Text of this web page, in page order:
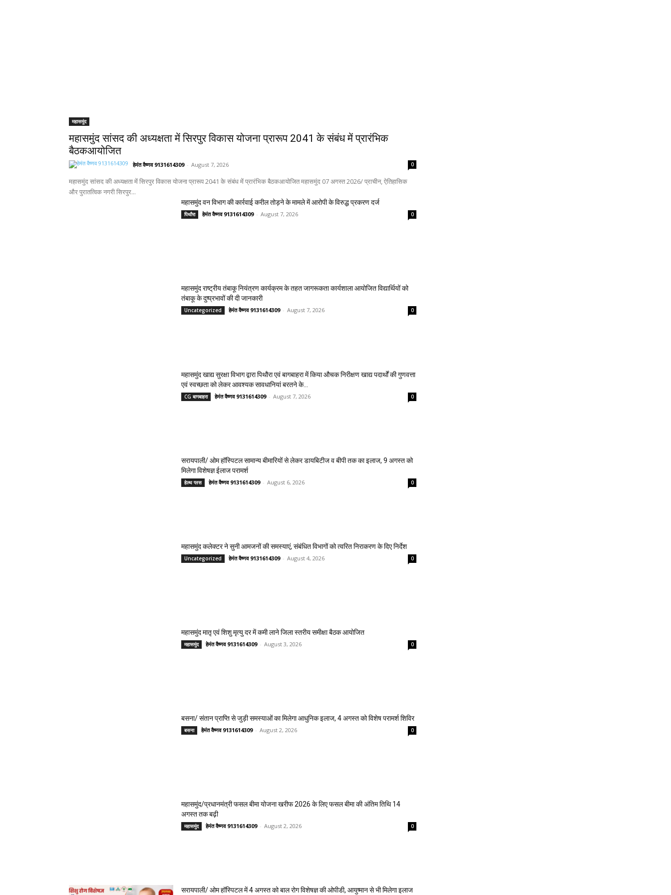
महासमुंद
महासमुंद सांसद की अध्यक्षता में सिरपुर विकास योजना प्रारूप 2041 के संबंध में प्रारंभिक
बैठकआयोजित
हेमंत वैष्णव 9131614309 - August 7, 2026 0
महासमुंद सांसद की अध्यक्षता में सिरपुर विकास योजना प्रारूप 2041 के संबंध में प्रारंभिक बैठकआयोजित महासमुंद 07 अगस्त 2026/ प्राचीन, ऐतिहासिक
और पुरातत्विक नगरी सिरपुर...
महासमुंद वन विभाग की कार्रवाई करील तोड़ने के मामले में आरोपी के विरुद्ध प्रकरण दर्ज
पिथौरा हेमंत वैष्णव 9131614309 - August 7, 2026 0
महासमुंद राष्ट्रीय तंबाकू नियंत्रण कार्यक्रम के तहत जागरूकता कार्यशाला आयोजित विद्यार्थियों को
तंबाकू के दुष्प्रभावों की दी जानकारी
Uncategorized हेमंत वैष्णव 9131614309 - August 7, 2026 0
महासमुंद खाद्य सुरक्षा विभाग द्वारा पिथौरा एवं बागबाहरा में किया औचक निरीक्षण खाद्य पदार्थों की गुणवत्ता
एवं स्वच्छता को लेकर आवश्यक सावधानियां बरतने के...
CG बागबाहरा हेमंत वैष्णव 9131614309 - August 7, 2026 0
सरायपाली/ ओम हॉस्पिटल सामान्य बीमारियों से लेकर डायबिटीज व बीपी तक का इलाज, 9 अगस्त को
मिलेगा विशेषज्ञ ईलाज परामर्श
हेल्थ प्लस हेमंत वैष्णव 9131614309 - August 6, 2026 0
महासमुंद कलेक्टर ने सुनी आमजनों की समस्याएं, संबंधित विभागों को त्वरित निराकरण के दिए निर्देश
Uncategorized हेमंत वैष्णव 9131614309 - August 4, 2026 0
महासमुंद मातृ एवं शिशु मृत्यु दर में कमी लाने जिला स्तरीय समीक्षा बैठक आयोजित
महासमुंद हेमंत वैष्णव 9131614309 - August 3, 2026 0
बसना/ संतान प्राप्ति से जुड़ी समस्याओं का मिलेगा आधुनिक इलाज, 4 अगस्त को विशेष परामर्श शिविर
बसना हेमंत वैष्णव 9131614309 - August 2, 2026 0
महासमुंद/प्रधानमंत्री फसल बीमा योजना खरीफ 2026 के लिए फसल बीमा की अंतिम तिथि 14
अगस्त तक बढ़ी
महासमुंद हेमंत वैष्णव 9131614309 - August 2, 2026 0
सरायपाली/ ओम हॉस्पिटल में 4 अगस्त को बाल रोग विशेषज्ञ की ओपीडी, आयुष्मान से भी मिलेगा इलाज